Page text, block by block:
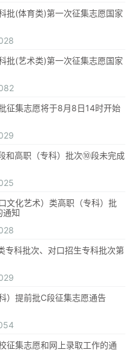
批(体育类)第一次征集志愿国家
批(艺术类)第一次征集志愿国家
征集志愿将于8月8日14时开始
和高职（专科）批次⑩段未完成
文化艺术）类高职（专科）批
通知
专科批次、对口招生专科批次第
）提前批C段征集志愿通告
征集志愿和网上录取工作的通